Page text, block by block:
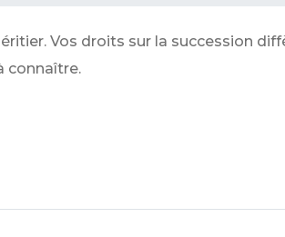
Vos droits sur la succession
connaître.